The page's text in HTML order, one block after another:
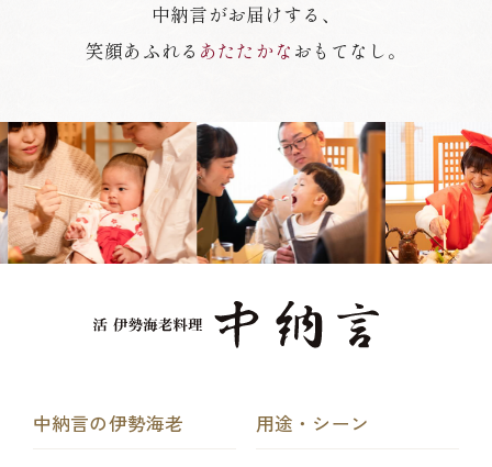
中納言がお届けする、
笑顔あふれる あたたかな おもてなし。
中納言の伊勢海老 用途・シーン